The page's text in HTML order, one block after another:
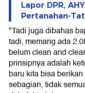
Lapor DPR,
Pertanahan-
"Tadi juga dibahas
tadi, memang ada
belum clean and
prinsipnya adalah
baru kita bisa
sebagian, tidak